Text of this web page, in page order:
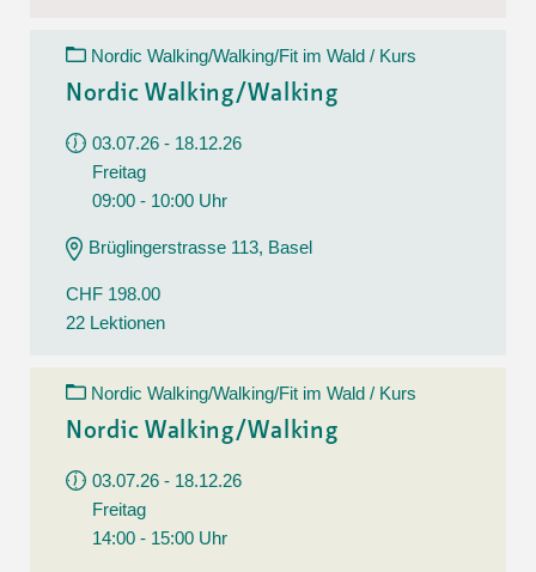
Nordic Walking/Walking/Fit im Wald / Kurs
Nordic Walking/Walking
03.07.26 - 18.12.26
Freitag
09:00 - 10:00 Uhr
Brüglingerstrasse 113, Basel
CHF 198.00
22 Lektionen
Nordic Walking/Walking/Fit im Wald / Kurs
Nordic Walking/Walking
03.07.26 - 18.12.26
Freitag
14:00 - 15:00 Uhr